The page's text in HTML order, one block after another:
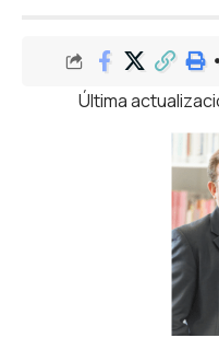
Última